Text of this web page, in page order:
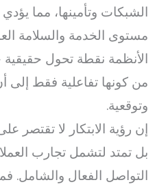
الشبكات وتأمينها، مما
مستوى الخدمة والسلامة
الأنظمة نقطة تحول
من كونها تفاعلية فقط إلى
وتوقعية.
إن رؤية الابتكار لا تقتصر
بل تمتد لتشمل تجارب
التواصل الفعال والشامل.